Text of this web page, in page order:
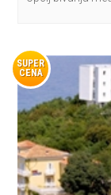
SUPER
CENA